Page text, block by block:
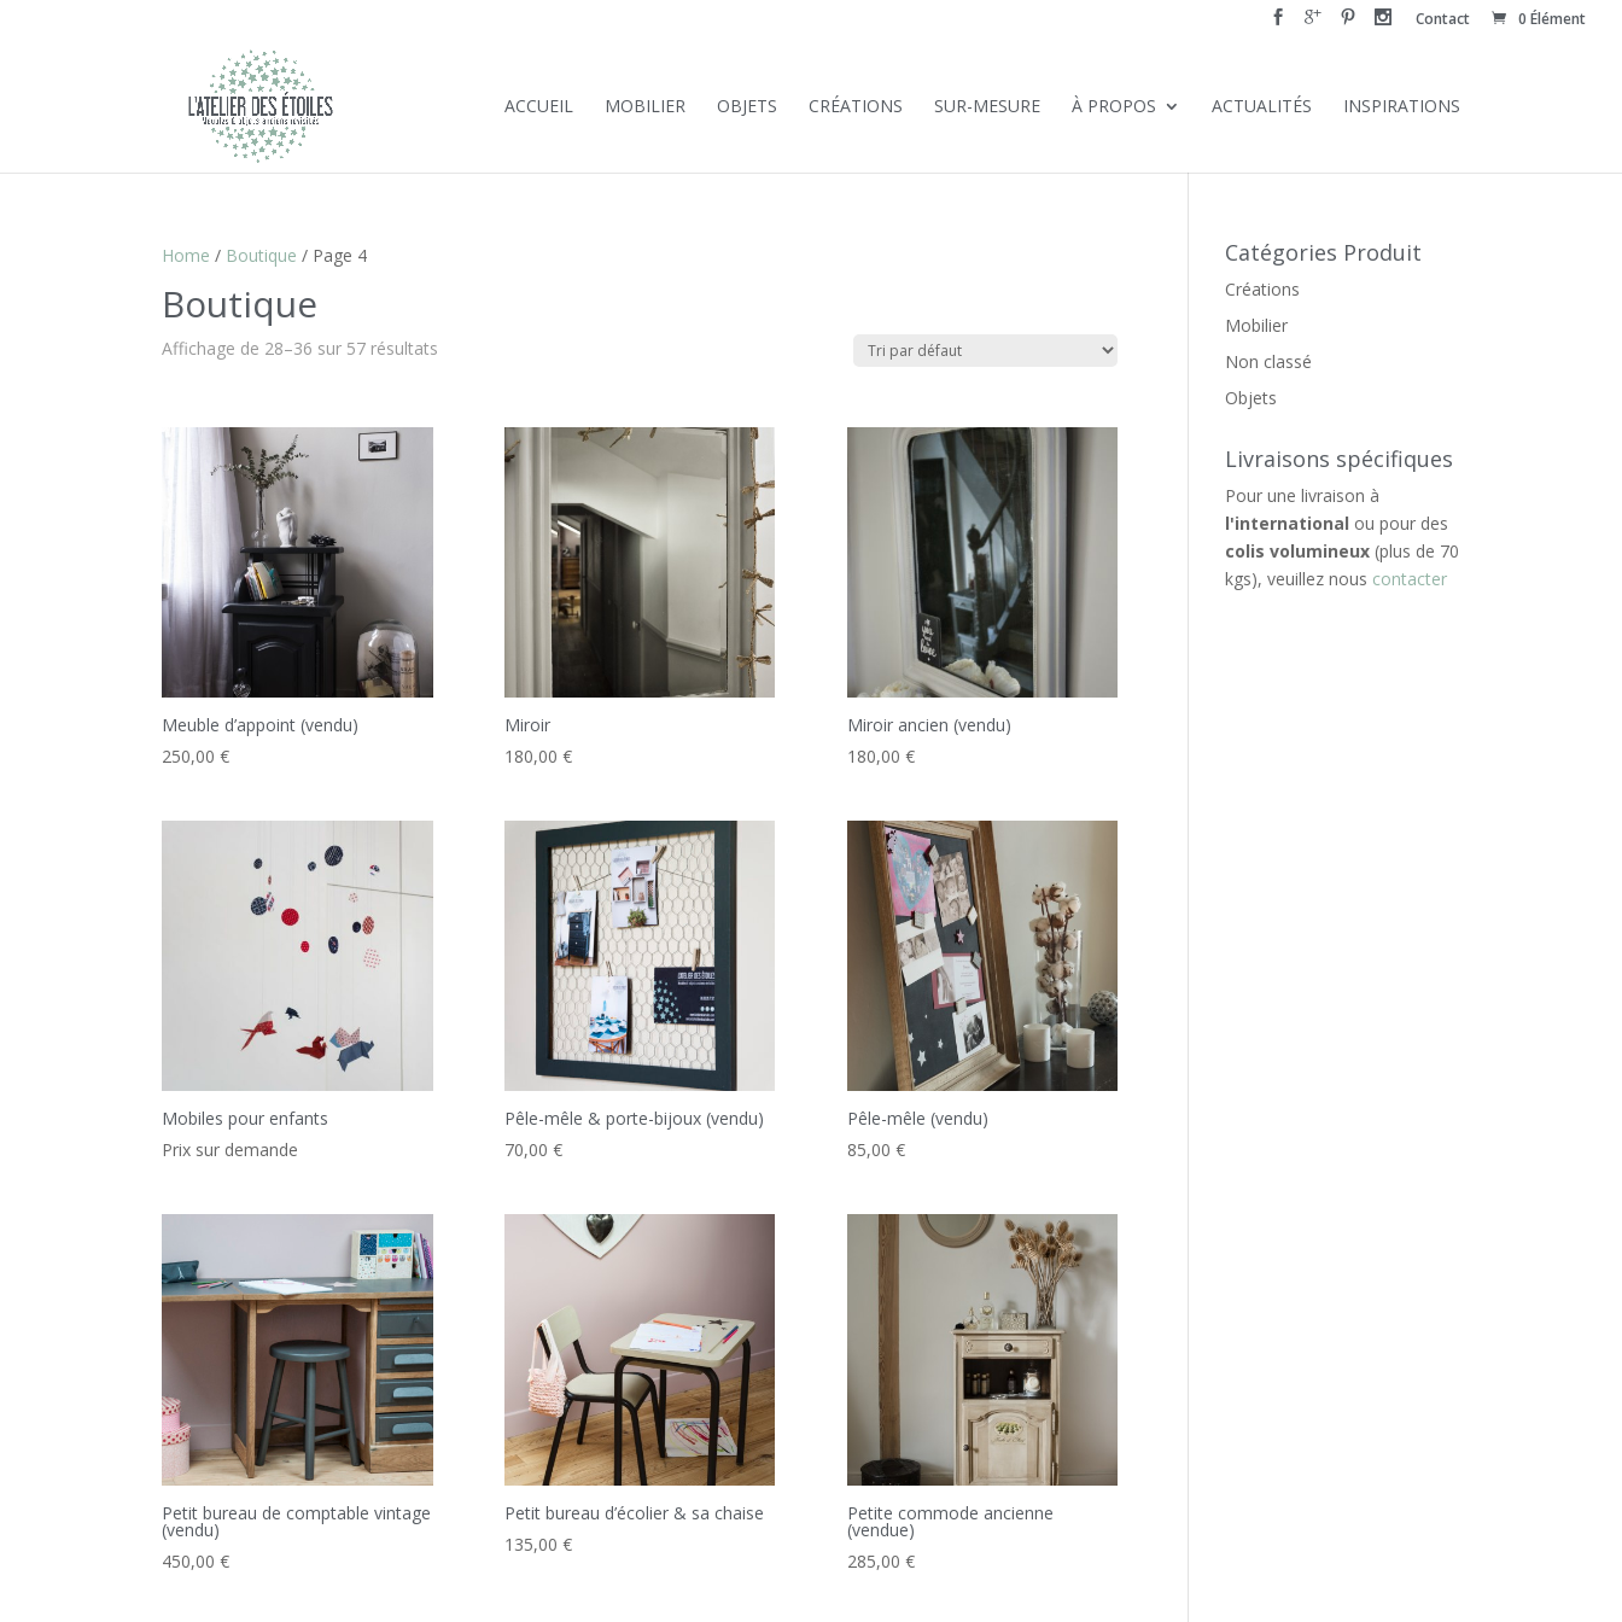
Contact 0 Élément
ACCUEIL MOBILIER OBJETS CRÉATIONS SUR-MESURE À PROPOS ACTUALITÉS INSPIRATIONS
Home / Boutique / Page 4
Boutique
Affichage de 28–36 sur 57 résultats
Meuble d’appoint (vendu)
250,00€
Miroir
180,00 €
Miroir ancien (vendu)
180,00 €
Mobiles pour enfants
Prix sur demande
Pêle-mêle & porte-bijoux (vendu)
70,00 €
Pêle-mêle (vendu)
85,00 €
Petit bureau de comptable vintage
(vendu)
450,00€
Petit bureau d’écolier & sa chaise
135,00 €
Petite commode ancienne
(vendue)
285,00 €
Catégories Produit
Créations
Mobilier
Non classé
Objets
Livraisons spécifiques
Pour une livraison à
l'international ou pour des
colis volumineux (plus de 70
kgs), veuillez nous contacter